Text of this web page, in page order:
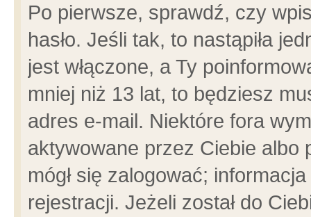
Po pierwsze, sprawdź, czy
hasło. Jeśli tak, to nastąpiła
jest włączone, a Ty
mniej niż 13 lat, to będziesz
adres e-mail. Niektóre fora
aktywowane przez Ciebie albo
mógł się zalogować;
rejestracji. Jeżeli został do